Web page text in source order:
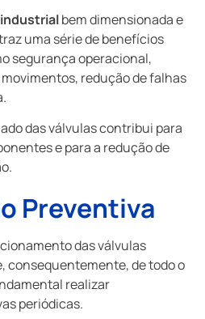
bem dimensionada e
uma série de benefícios
segurança operacional,
redução de falhas
das válvulas contribui para
e para a redução de
Preventiva
das válvulas
consequentemente, de todo o
realizar
periódicas.